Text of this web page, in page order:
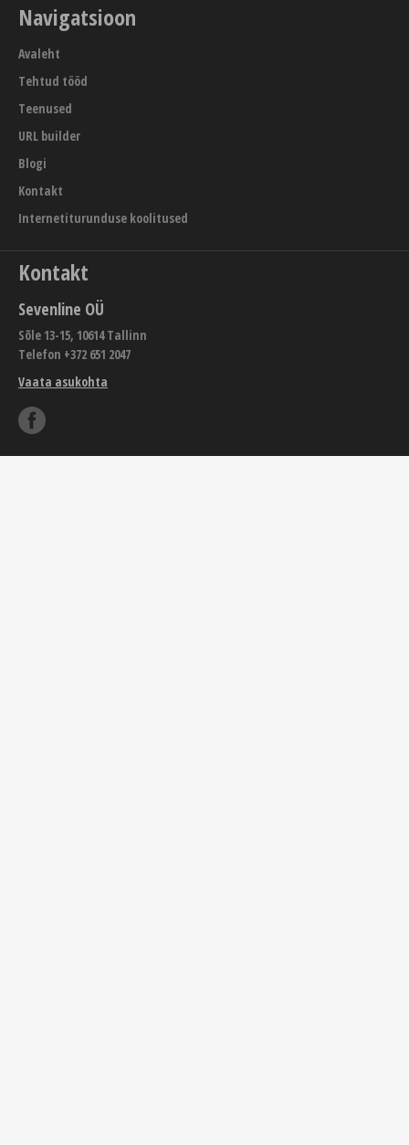
Navigatsioon
Avaleht
Tehtud tööd
Teenused
URL builder
Blogi
Kontakt
Internetiturunduse koolitused
Kontakt
Sevenline OÜ
Sõle 13-15, 10614 Tallinn
Telefon +372 651 2047
Vaata asukohta